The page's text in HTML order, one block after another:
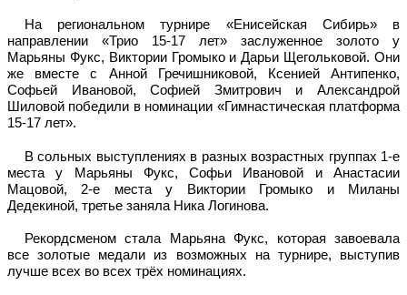
На региональном турнире «Енисейская Сибирь» в
направлении «Трио 15-17 лет» заслуженное золото у
Марьяны Фукс, Виктории Громыко и Дарьи Щегольковой. Они
же вместе с Анной Гречишниковой, Ксенией Антипенко,
Софьей Ивановой, Софией Змитрович и Александрой
Шиловой победили в номинации «Гимнастическая платформа
15-17 лет».
В сольных выступлениях в разных возрастных группах 1-е
места у Марьяны Фукс, Софьи Ивановой и Анастасии
Мацовой, 2-е места у Виктории Громыко и Миланы
Дедекиной, третье заняла Ника Логинова.
Рекордсменом стала Марьяна Фукс, которая завоевала
все золотые медали из возможных на турнире, выступив
лучше всех во всех трёх номинациях.